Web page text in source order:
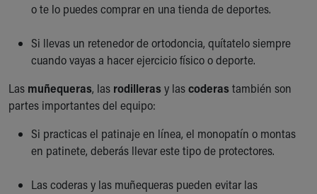
o te lo puedes comprar en una tienda de deportes.
Si llevas un retenedor de ortodoncia, quítatelo siempre
cuando vayas a hacer ejercicio físico o deporte.
Las muñequeras, las rodilleras y lascoderas también son
partes importantes del equipo:
Si practicas el patinaje en línea, el monopatín o montas
en patinete, deberás llevar este tipo de protectores.
Las coderas y las muñequeras pueden evitar las